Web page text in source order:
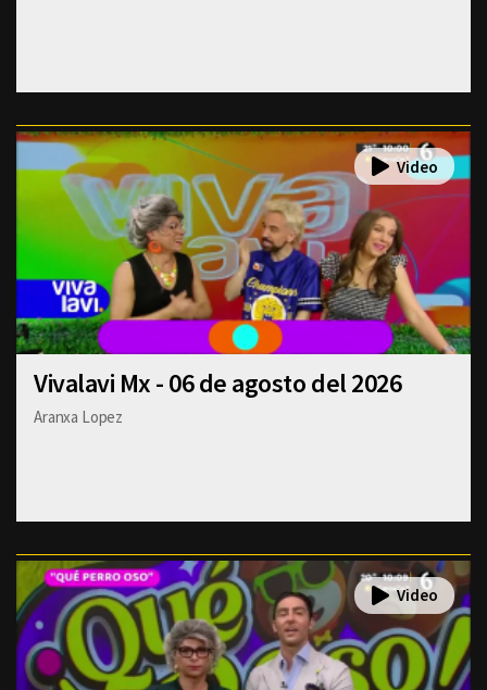
Vivalavi Mx - 06 de agosto del 2026
Aranxa Lopez